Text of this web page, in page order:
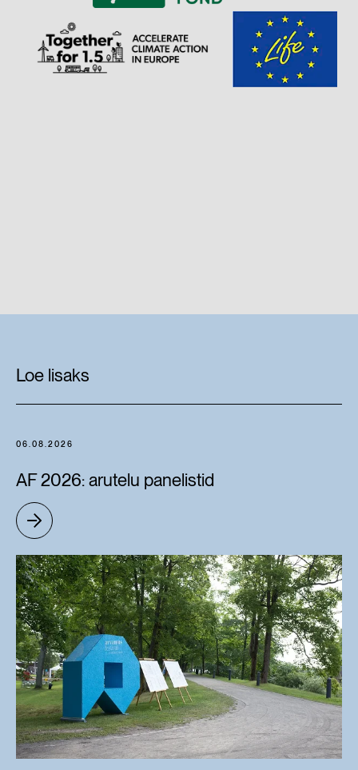
Loe lisaks
06.08.2026
AF 2026: arutelu panelistid